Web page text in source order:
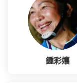
鍾彩孃